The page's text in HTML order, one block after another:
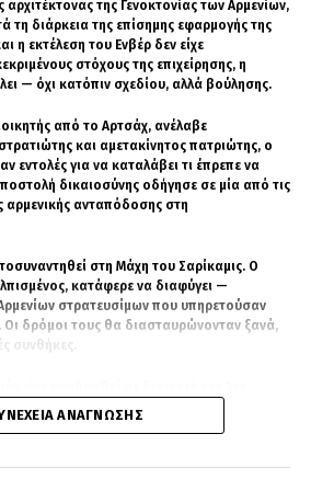
οι πληγές του πολέμου
η τελετή επιχειρεί να
τα πρόσωπα των
λογοδοσίας.
να μισούμε. Θυμόμαστε
οι αθώοι», είναι το
ΣΕΡΒΊΑ
της Γενοκτονίας των Αρμενίων,
τη διάρκεια της επίσημης εφαρμογής της
η εκτέλεση του Ενβέρ δεν είχε
στόχους της επιχείρησης, η
— όχι κατόπιν σχεδίου, αλλά βούλησης.
από το Αρτσάχ, ανέλαβε
και αμετακίνητος πατριώτης, ο
εντολές για να καταλάβει τι έπρεπε να
δικαιοσύνης οδήγησε σε μία από τις
αρμενικής ανταπόδοσης στη
στη Μάχη του Σαρίκαμις. Ο
κατάφερε να διαφύγει —
στρατευσίμων που υπηρετούσαν
δρόμοι τους θα διασταυρώνονταν ξανά,
συνθήκες.
Κεντρική Ασία το 1921 για να ηγηθεί του
ΑΝΆΓΝΩΣΗΣ